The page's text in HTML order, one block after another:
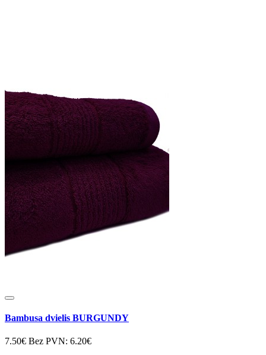
Bambusa dvielis BURGUNDY
7.50€ Bez PVN: 6.20€